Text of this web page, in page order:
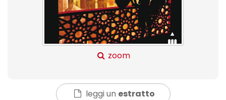
zoom
leggi un estratto